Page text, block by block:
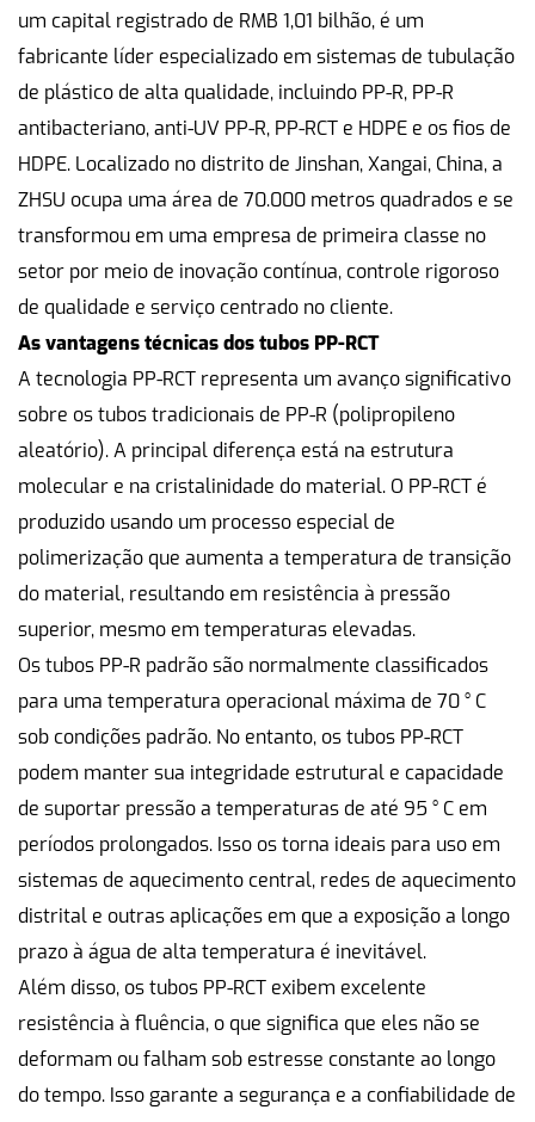
um capital registrado de RMB 1,01 bilhão, é um
fabricante líder especializado em sistemas de tubulação
de plástico de alta qualidade, incluindo PP-R, PP-R
antibacteriano, anti-UV PP-R, PP-RCT e HDPE e os fios de
HDPE. Localizado no distrito de Jinshan, Xangai, China, a
ZHSU ocupa uma área de 70.000 metros quadrados e se
transformou em uma empresa de primeira classe no
setor por meio de inovação contínua, controle rigoroso
de qualidade e serviço centrado no cliente.
As vantagens técnicas dos tubos PP-RCT
A tecnologia PP-RCT representa um avanço significativo
sobre os tubos tradicionais de PP-R (polipropileno
aleatório). A principal diferença está na estrutura
molecular e na cristalinidade do material. O PP-RCT é
produzido usando um processo especial de
polimerização que aumenta a temperatura de transição
do material, resultando em resistência à pressão
superior, mesmo em temperaturas elevadas.
Os tubos PP-R padrão são normalmente classificados
para uma temperatura operacional máxima de 70 ° C
sob condições padrão. No entanto, os tubos PP-RCT
podem manter sua integridade estrutural e capacidade
de suportar pressão a temperaturas de até 95 ° C em
períodos prolongados. Isso os torna ideais para uso em
sistemas de aquecimento central, redes de aquecimento
distrital e outras aplicações em que a exposição a longo
prazo à água de alta temperatura é inevitável.
Além disso, os tubos PP-RCT exibem excelente
resistência à fluência, o que significa que eles não se
deformam ou falham sob estresse constante ao longo
do tempo. Isso garante a segurança e a confiabilidade de